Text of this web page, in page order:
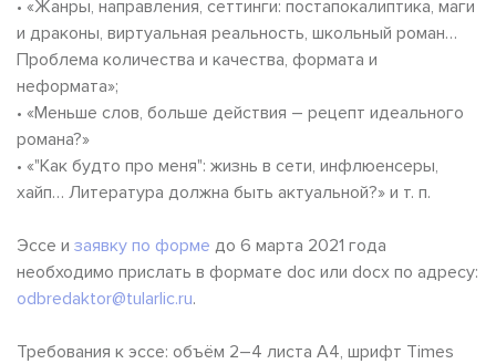
• «Жанры, направления, сеттинги: постапокалиптика, маги
и драконы, виртуальная реальность, школьный роман…
Проблема количества и качества, формата и
неформата»;
• «Меньше слов, больше действия – рецепт идеального
романа?»
• «"Как будто про меня": жизнь в сети, инфлюенсеры,
хайп… Литература должна быть актуальной?» и т. п.
Эссе и заявку по форме до 6 марта 2021 года
необходимо прислать в формате doc или docx по адресу:
odbredaktor@tularlic.ru.
Требования к эссе: объём 2–4 листа А4, шрифт Times